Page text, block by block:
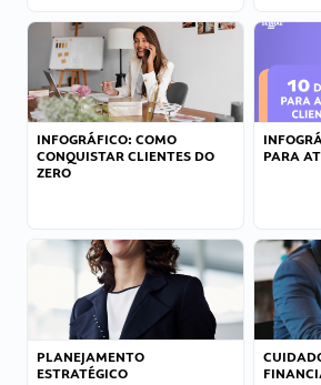
INFOGRÁFICO: COMO
CONQUISTAR CLIENTES DO
ZERO
PARA
PLANEJAMENTO
ESTRATÉGICO